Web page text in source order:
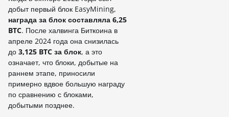
добыт первый блок EasyMining,
награда за блок составляла 6,25
BTC. После халвинга Биткоина в
апреле 2024 года она снизилась
до 3,125 BTC за блок, а это
означает, что блоки, добытые на
раннем этапе, приносили
примерно вдвое большую награду
по сравнению с блоками,
добытыми позднее.